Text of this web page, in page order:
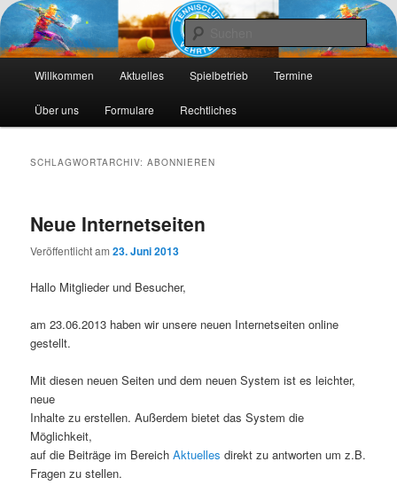
Tennis-Vehrte
Die Webseite des Tennisclub Vehrte e. V.
Zum
primären
Zum
sekundären
Willkommen Aktuelles Spielbetrieb Termine
Über uns Formulare Rechtliches
SCHLAGWORTARCHIV:ABONNIEREN
Neue Internetseiten
Veröffentlicht am23. Juni 2013
Hallo Mitglieder und Besucher,
am 23.06.2013 haben wir unsere neuen Internetseiten online
gestellt.
Mit diesen neuen Seiten und dem neuen System ist es leichter,
neue
Inhalte zu erstellen. Außerdem bietet das System die
Möglichkeit,
auf die Beiträge im BereichAktuelles direkt zu antworten um z.B.
Fragen zu stellen.